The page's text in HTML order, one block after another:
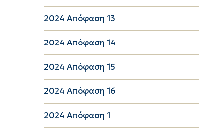
2024 Απόφαση 13
2024 Απόφαση 14
2024 Απόφαση 15
2024 Απόφαση 16
2024 Απόφαση 1